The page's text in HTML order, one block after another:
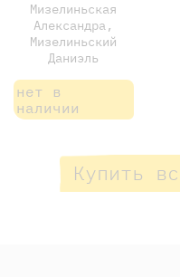
Мизелиньская
Александра,
Мизелиньский
Даниэль
нет в
наличии
Купить